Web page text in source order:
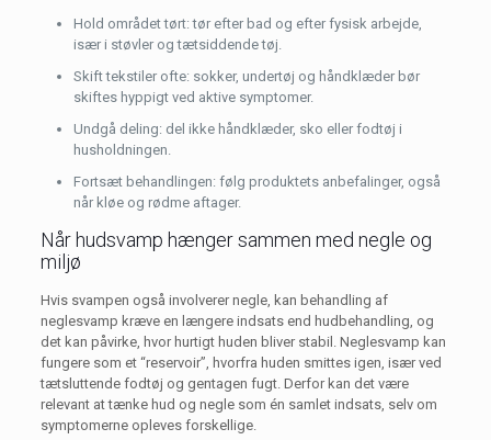
Hold området tørt: tør efter bad og efter fysisk arbejde,
især i støvler og tætsiddende tøj.
Skift tekstiler ofte: sokker, undertøj og håndklæder bør
skiftes hyppigt ved aktive symptomer.
Undgå deling: del ikke håndklæder, sko eller fodtøj i
husholdningen.
Fortsæt behandlingen: følg produktets anbefalinger, også
når kløe og rødme aftager.
Når hudsvamp hænger sammen med negle og
miljø
Hvis svampen også involverer negle, kan behandling af
neglesvamp kræve en længere indsats end hudbehandling, og
det kan påvirke, hvor hurtigt huden bliver stabil. Neglesvamp kan
fungere som et “reservoir”, hvorfra huden smittes igen, især ved
tætsluttende fodtøj og gentagen fugt. Derfor kan det være
relevant at tænke hud og negle som én samlet indsats, selv om
symptomerne opleves forskellige.